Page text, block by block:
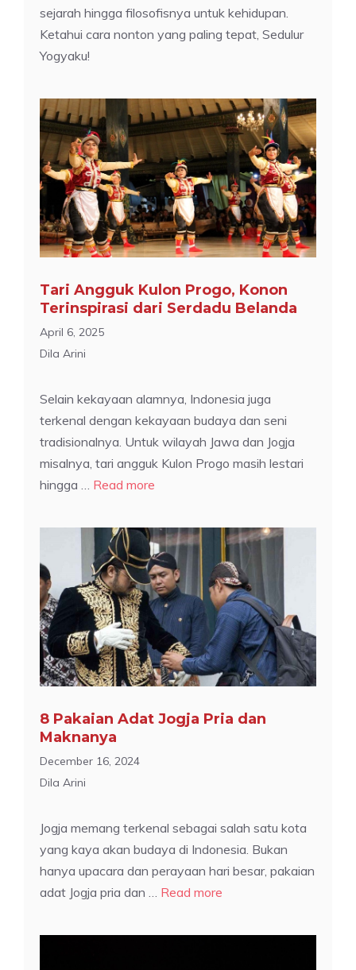
sejarah hingga filosofisnya untuk kehidupan.
Ketahui cara nonton yang paling tepat, Sedulur
Yogyaku!
Tari Angguk Kulon Progo, Konon
Terinspirasi dari Serdadu Belanda
April 6, 2025
Dila Arini
Selain kekayaan alamnya, Indonesia juga
terkenal dengan kekayaan budaya dan seni
tradisionalnya. Untuk wilayah Jawa dan Jogja
misalnya, tari angguk Kulon Progo masih lestari
hingga … Read more
8 Pakaian Adat Jogja Pria dan
Maknanya
December 16, 2024
Dila Arini
Jogja memang terkenal sebagai salah satu kota
yang kaya akan budaya di Indonesia. Bukan
hanya upacara dan perayaan hari besar, pakaian
adat Jogja pria dan … Read more